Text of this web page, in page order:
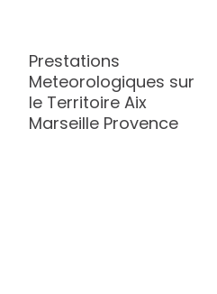
Prestations
Meteorologiques sur
le Territoire Aix
Marseille Provence